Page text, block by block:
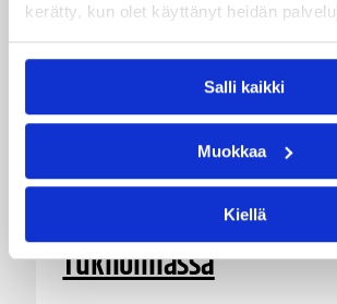
kerätty, kun olet käyttänyt heidän
Salli kaikki
Muokkaa
Kiellä
Ruotsi piirun verran
Susiladiesia parempi
Tukholmassa